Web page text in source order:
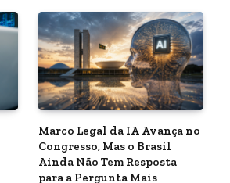
Marco Legal da IA Avança no
Congresso, Mas o Brasil
Ainda Não Tem Resposta
para a Pergunta Mais